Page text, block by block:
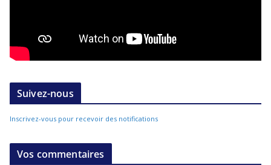
Suivez-nous
Inscrivez-vous pour recevoir des notifications
Vos commentaires